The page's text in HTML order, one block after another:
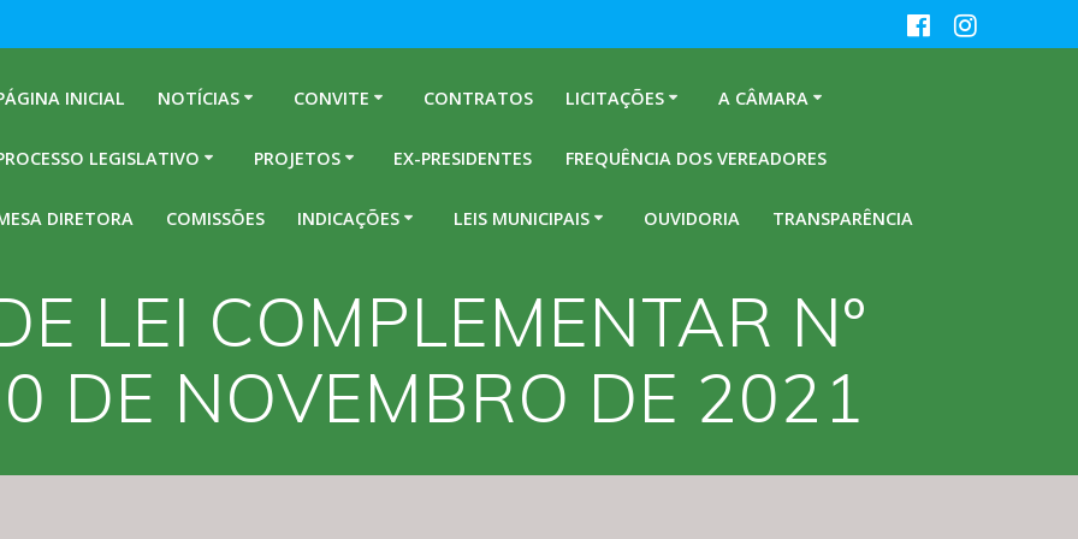
INICIAL NOTÍCIAS CONVITE CONTRATOS LICITAÇÕES A CÂMARA
LEGISLATIVO PROJETOS EX-PRESIDENTES FREQUÊNCIA DOS VEREADORES
DIRETORA COMISSÕES INDICAÇÕES LEIS MUNICIPAIS OUVIDORIA TRANSPARÊNCIA
LEI COMPLEMENTAR Nº
DE NOVEMBRO DE 2021